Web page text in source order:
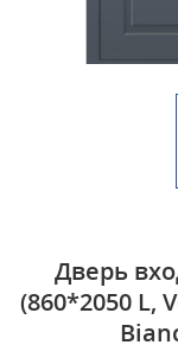
Дверь
(860*2050 L,